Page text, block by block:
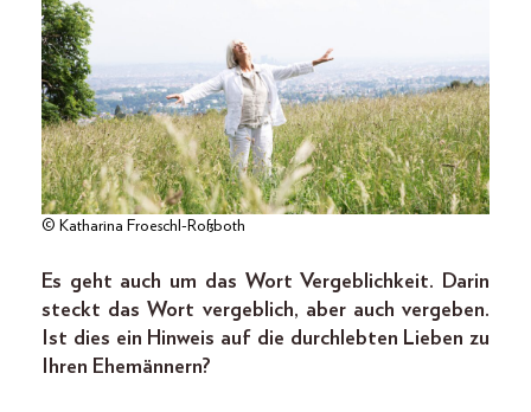
© Katharina Froeschl-Roßboth
Es geht auch um das Wort Vergeblichkeit. Darin
steckt das Wort vergeblich, aber auch vergeben.
Ist dies ein Hinweis auf die durchlebten Lieben zu
Ihren Ehemännern?